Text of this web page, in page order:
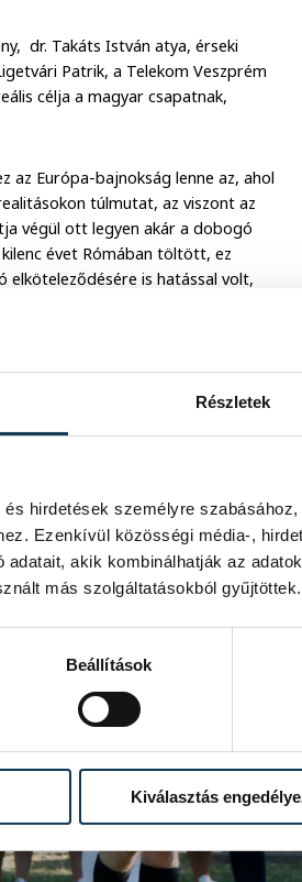
Részletek
hirdetések személyre
Ezenkívül közösségi média-,
adatait, akik kombinálhatják az
más szolgáltatásokból gyűjtöttek.
Beállítások
Kiválasztás
dr. Takáts István atya, érseki
Patrik, a Telekom Veszprém
célja a magyar csapatnak,
Európa-bajnokság lenne az, ahol
túlmutat, az viszont az
végül ott legyen akár a dobogó
évet Rómában töltött, ez
is hatással volt,
a döntőig, reálisan viszont
fel a kupát a torna végén.